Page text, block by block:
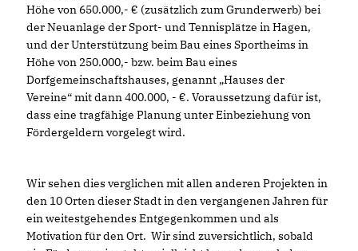
Höhe von 650.000,- € (zusätzlich zum Grunderwerb) bei
der Neuanlage der Sport- und Tennisplätze in Hagen,
und der Unterstützung beim Bau eines Sportheims in
Höhe von 250.000,- bzw. beim Bau eines
Dorfgemeinschaftshauses, genannt „Hauses der
Vereine“ mit dann 400.000, - €. Voraussetzung dafür ist,
dass eine tragfähige Planung unter Einbeziehung von
Fördergeldern vorgelegt wird.
Wir sehen dies verglichen mit allen anderen Projekten in
den 10 Orten dieser Stadt in den vergangenen Jahren für
ein weitestgehendes Entgegenkommen und als
Motivation für den Ort. Wir sind zuversichtlich, sobald